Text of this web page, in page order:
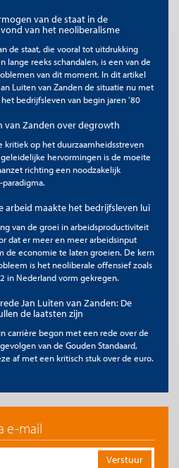
van de staat in de
van het neoliberalisme
de staat, die vooral tot uitdrukking
lange reeks schandalen, is een van de
van dit moment. In dit artikel
Luiten van Zanden de situatie nu met
bedrijfsleven van begin jaren ’80
van Zanden over degrowth
kritiek op het duurzaamheidsstreven
hervormingen is de moeite
richting een noodzakelijk
paradigma.
arbeid maakte het bedrijfsleven lui
van de groei in arbeidsproductiviteit
dat er meer en meer arbeidsinput
de economie te laten groeien. De kern
is het neoliberale offensief zoals
in Nederland vorm gekregen.
Jan Luiten van Zanden: De
de laatsten zijn
carrière begon met een rede over de
van de Gouden Standaard,
af met een kritisch stuk over de euro.
e-mail